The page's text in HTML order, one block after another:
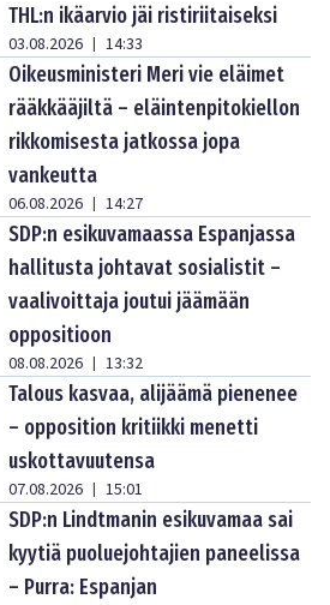
THL:n ikäarvio jäi ristiriitaiseksi
03.08.2026 | 14:33
Oikeusministeri Meri vie eläimet
rääkkääjiltä – eläintenpitokiellon
rikkomisesta jatkossa jopa
vankeutta
06.08.2026 | 14:27
SDP:n esikuvamaassa Espanjassa
hallitusta johtavat sosialistit –
vaalivoittaja joutui jäämään
oppositioon
08.08.2026 | 13:32
Talous kasvaa, alijäämä pienenee
– opposition kritiikki menetti
uskottavuutensa
07.08.2026 | 15:01
SDP:n Lindtmanin esikuvamaa sai
kyytiä puoluejohtajien paneelissa
– Purra: Espanjan